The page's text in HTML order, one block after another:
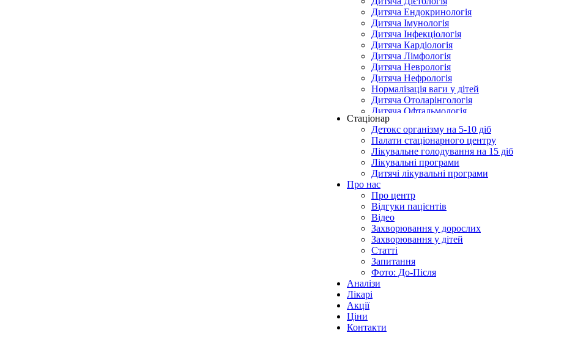
Косметологія
Ін’єкційна косметологія
Косметологія тіла
Подологія
Дитяча Ендокринологія
Дитяча Імунологія
Дитяча Інфекціологія
Дитяча Кардіологія
Дитяча Лімфологія
Дитяча Неврологія
Дитяча Нефрологія
Нормалізація ваги у дітей
Дитяча Отоларінгологія
Дитяча Офтальмологія
Очищення організму для дітей
Педіатрія
Профілактика Онкологічних захворювань у дітей
Дитяча Психіатрія
Дитяча Психологія
Дитяча Ревматологія
Дитяча Стоматологія
Дитяча Трихологія
Дитяча Урологія
Дитяча Флебологія
Дитяча Фізіотерапія
Стаціонар
Детокс організму на 5-10 діб
Палати стаціонарного центру
Лікувальне голодування на 15 діб
Лікувальні програми
Дитячі лікувальні програми
Про нас
Про центр
Відгуки пацієнтів
Відео
Захворювання у дорослих
Захворювання у дітей
Статті
Запитання
Фото: До-Після
Аналізи
Лікарі
Акції
Ціни
Контакти